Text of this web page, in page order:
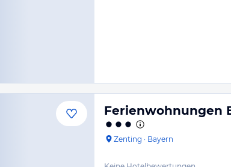
Ferienwohnungen
Zenting · Bayern